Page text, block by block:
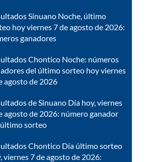
Sinuano Noche, último
hoy viernes 7 de agosto de 2026:
ganadores
Chontico Noche: números
del último sorteo hoy viernes
agosto de 2026
de Sinuano Día hoy, viernes
agosto de 2026: número ganador
sorteo
Chontico Día último sorteo
viernes 7 de agosto de 2026: